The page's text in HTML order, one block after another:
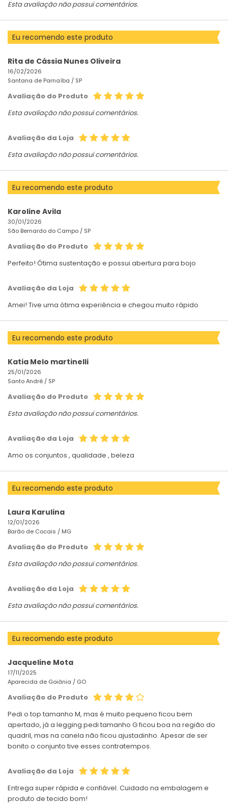
Esta avaliação não possui comentários.
Eu recomendo este produto
Rita de Cássia Nunes Oliveira
16/02/2026
Santana de Parnaíba / SP
Avaliação do Produto
Esta avaliação não possui comentários.
Avaliação da Loja
Esta avaliação não possui comentários.
Eu recomendo este produto
Karoline Avila
30/01/2026
São Bernardo do Campo / SP
Avaliação do Produto
Perfeito! Ótima sustentação e possui abertura para bojo
Avaliação da Loja
Amei! Tive uma ótima experiência e chegou muito rápido
Eu recomendo este produto
Katia Melo martinelli
25/01/2026
Santo André / SP
Avaliação do Produto
Esta avaliação não possui comentários.
Avaliação da Loja
Amo os conjuntos , qualidade , beleza
Eu recomendo este produto
Laura Karulina
12/01/2026
Barão de Cocais / MG
Avaliação do Produto
Esta avaliação não possui comentários.
Avaliação da Loja
Esta avaliação não possui comentários.
Eu recomendo este produto
Jacqueline Mota
17/11/2025
Aparecida de Goiânia / GO
Avaliação do Produto
Pedi o top tamanho M, mas é muito pequeno ficou bem
apertado, já a legging pedi tamanho G ficou boa na região do
quadril, mas na canela não ficou ajustadinho. Apesar de ser
bonito o conjunto tive esses contratempos.
Avaliação da Loja
Entrega super rápida e confiável. Cuidado na embalagem e
produto de tecido bom!